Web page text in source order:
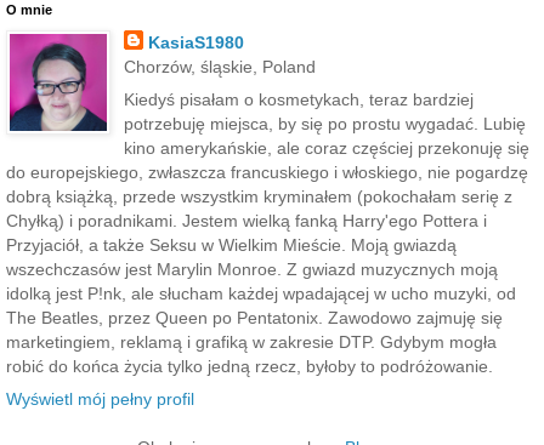
O mnie
KasiaS1980
Chorzów, śląskie, Poland
Kiedyś pisałam o kosmetykach, teraz bardziej
potrzebuję miejsca, by się po prostu wygadać. Lubię
kino amerykańskie, ale coraz częściej przekonuję się
do europejskiego, zwłaszcza francuskiego i włoskiego, nie pogardzę
dobrą książką, przede wszystkim kryminałem (pokochałam serię z
Chyłką) i poradnikami. Jestem wielką fanką Harry'ego Pottera i
Przyjaciół, a także Seksu w Wielkim Mieście. Moją gwiazdą
wszechczasów jest Marylin Monroe. Z gwiazd muzycznych moją
idolką jest P!nk, ale słucham każdej wpadającej w ucho muzyki, od
The Beatles, przez Queen po Pentatonix. Zawodowo zajmuję się
marketingiem, reklamą i grafiką w zakresie DTP. Gdybym mogła
robić do końca życia tylko jedną rzecz, byłoby to podróżowanie.
Wyświetl mój pełny profil